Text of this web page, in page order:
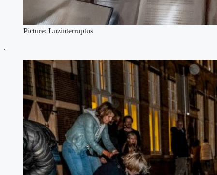
Picture: Luzinterruptus
.